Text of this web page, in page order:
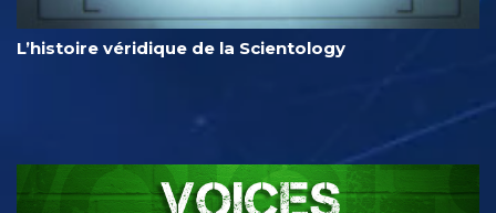
L’histoire véridique de la Scientology